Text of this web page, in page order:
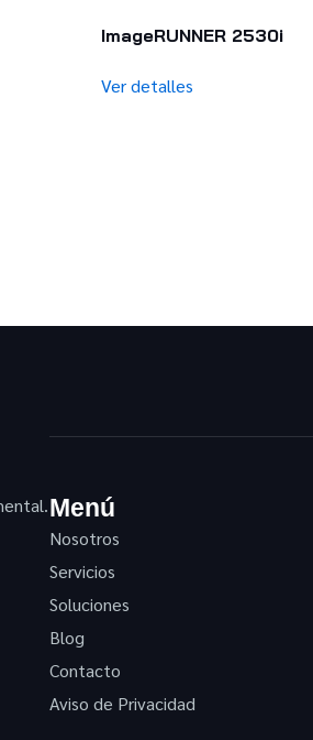
ImageRUNNER 2530i
Ver detalles
Menú
Nosotros
Servicios
Soluciones
Blog
Contacto
Aviso de Privacidad